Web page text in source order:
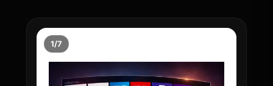
1/7